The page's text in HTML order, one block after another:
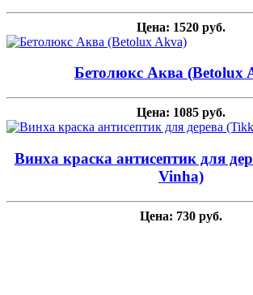
Цена: 1520 руб.
Бетолюкс Аква (Betolux
Цена: 1085 руб.
Винха краска антисептик для
Vinha)
Цена: 730 руб.